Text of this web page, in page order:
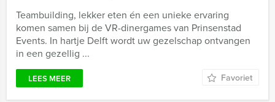
Teambuilding, lekker eten én een unieke ervaring
komen samen bij de VR-dinergames van Prinsenstad
Events. In hartje Delft wordt uw gezelschap ontvangen
in een gezellig ...
LEES MEER Favoriet